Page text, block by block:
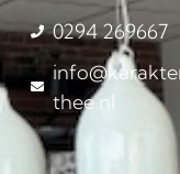
0294 269667
thee.nl